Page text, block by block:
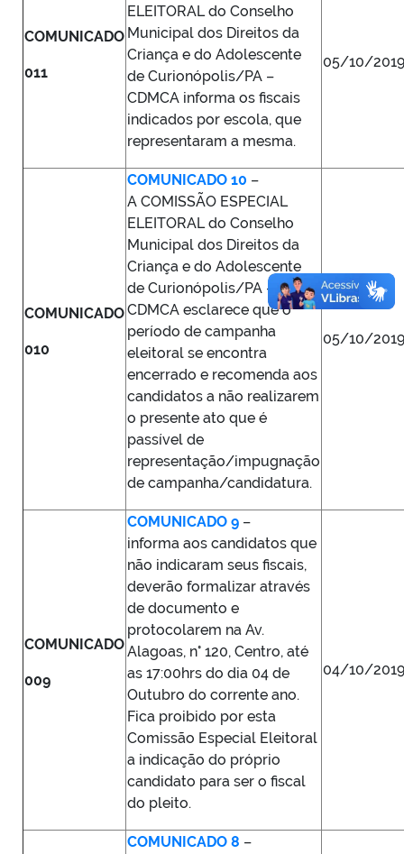
COMUNICADO
011
ELEITORAL do Conselho
Municipal dos Direitos da
Criança e do Adolescente
de Curionópolis/PA –
CDMCA informa os fiscais
indicados por escola, que
representaram a mesma.
05/10/2019
COMUNICADO
010
COMUNICADO 10 –
A COMISSÃO ESPECIAL
ELEITORAL do Conselho
Municipal dos Direitos da
Criança e do Adolescente
de Curionópolis/PA –
CDMCA esclarece que o
período de campanha
eleitoral se encontra
encerrado e recomenda aos
candidatos a não realizarem
o presente ato que é
passível de
representação/impugnação
de campanha/candidatura.
05/10/2019
COMUNICADO
009
COMUNICADO 9 –
informa aos candidatos que
não indicaram seus fiscais,
deverão formalizar através
de documento e
protocolarem na Av.
Alagoas, n° 120, Centro, até
as 17:00hrs do dia 04 de
Outubro do corrente ano.
Fica proibido por esta
Comissão Especial Eleitoral
a indicação do próprio
candidato para ser o fiscal
do pleito.
04/10/2019
COMUNICADO 8 –